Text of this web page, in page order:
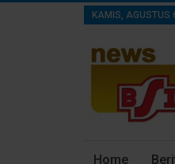
KAMIS, AGUSTUS
Home